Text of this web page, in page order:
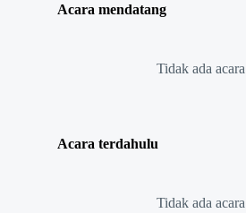
Acara mendatang
Tidak ada acara
Acara terdahulu
Tidak ada acara